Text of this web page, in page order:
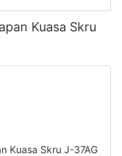
Kuasa Skru